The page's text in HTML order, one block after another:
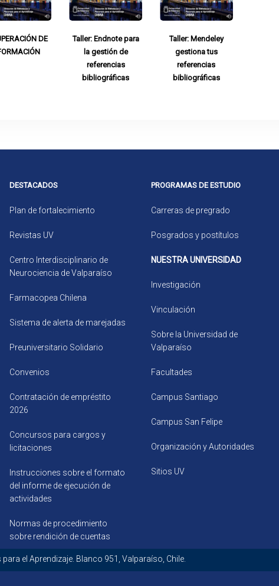
DE
Taller: Endnote para
la gestión de
referencias
bibliográficas
Taller: Mendeley
gestiona tus
referencias
bibliográficas
DESTACADOS
Plan de fortalecimiento
Revistas UV
Centro Interdisciplinario de
Neurociencia de Valparaíso
Farmacopea Chilena
Sistema de alerta de marejadas
Preuniversitario Solidario
Convenios
Contratación de empréstito
2026
Concursos para cargos y
licitaciones
Instrucciones sobre el formato
del informe de ejecución de
actividades
Normas de procedimiento
sobre rendición de cuentas
PROGRAMAS DE ESTUDIO
Carreras de pregrado
Posgrados y postítulos
NUESTRA UNIVERSIDAD
Investigación
Vinculación
Sobre la Universidad de
Valparaíso
Facultades
Campus Santiago
Campus San Felipe
Organización y Autoridades
Sitios UV
Recursos para el Aprendizaje. Blanco 951,